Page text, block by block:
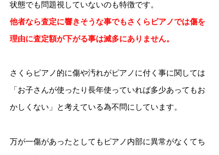
状態でも問題視していないのも特徴です。
他者なら査定に響きそうな事でもさくらピアノでは傷を
理由に査定額が下がる事は滅多にありません。
さくらピアノ的に傷や汚れがピアノに付く事に関しては
「お子さんが使ったり長年使っていれば多少あってもお
かしくない」と考えている為不問にしています。
万が一傷があったとしてもピアノ内部に異常がなくてち